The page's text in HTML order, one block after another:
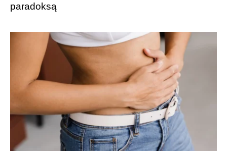
paradoksą